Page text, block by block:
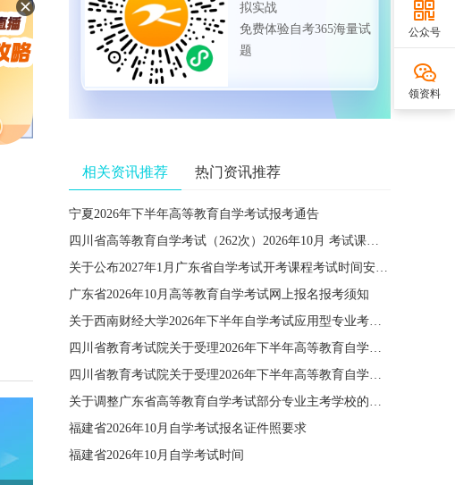
拟实战
免费体验自考365海量试
题
相关资讯推荐 热门资讯推荐
宁夏2026年下半年高等教育自学考试报考通告
四川省高等教育自学考试（262次）2026年10月 考试课程简表
关于公布2027年1月广东省自学考试开考课程考试时间安排和使用教材的通知
广东省2026年10月高等教育自学考试网上报名报考须知
关于西南财经大学2026年下半年自学考试应用型专业考籍更改办理的通知
四川省教育考试院关于受理2026年下半年高等教育自学考试省际转考申请的通告
四川省教育考试院关于受理2026年下半年高等教育自学考试考籍更改申请的通告
关于调整广东省高等教育自学考试部分专业主考学校的通知
福建省2026年10月自学考试报名证件照要求
福建省2026年10月自学考试时间
公众号
领资料